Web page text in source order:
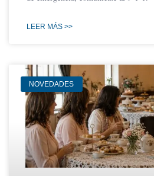
LEER MÁS >>
NOVEDADES